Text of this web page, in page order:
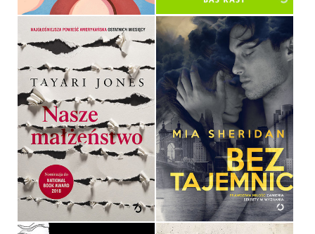
NASZE MAŁŻEŃSTWO
TAYARI JONES
OPRAWA MIĘKKA ZE SKRZYDEŁKAMI
39,90 ZŁ
BEZ TAJEMNIC
MIA SHERIDAN
OPRAWA MIĘKKA ZE SKRZYDEŁKAMI
44,90 ZŁ